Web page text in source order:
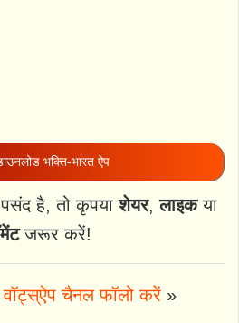
भक्ति-भारत ऐप
है, तो कृपयाशेयर,लाइकया
जरूर करें!
वॉट्स्ऐप चैनल फॉलो करें»